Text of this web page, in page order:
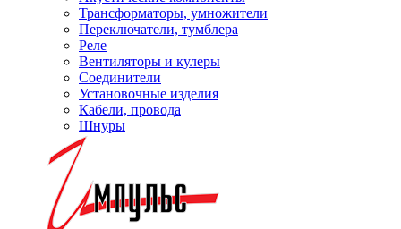
Трансформаторы, умножители
Переключатели, тумблера
Реле
Вентиляторы и кулеры
Соединители
Установочные изделия
Кабели, провода
Шнуры